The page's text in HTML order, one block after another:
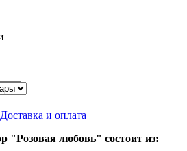
+
Доставка и оплата
любовь" состоит из: